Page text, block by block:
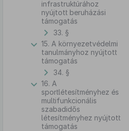
infrastruktúrához
nyújtott beruházási
támogatás
33. §
15. A környezetvédelmi
tanulmányhoz nyújtott
támogatás
34. §
16. A
sportlétesítményhez és
multifunkcionális
szabadidős
létesítményhez nyújtott
támogatás